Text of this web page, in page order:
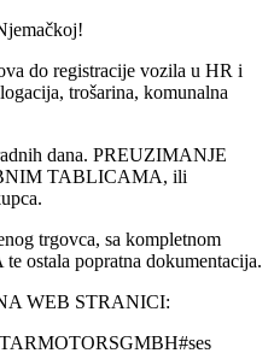
do registracije vozila u HR i
trošarina, komunalna
dana. PREUZIMANJE
TABLICAMA, ili
trgovca, sa kompletnom
ostala popratna dokumentacija.
WEB STRANICI: